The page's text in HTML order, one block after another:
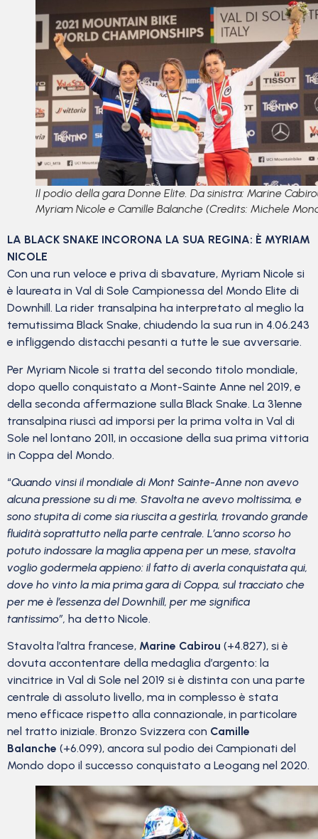
Il podio della gara Donne Elite. Da sinistra: Marine
Myriam Nicole e Camille Balanche (Credits: Michele
LA BLACK SNAKE INCORONA LA SUA REGINA: È MYRIAM
NICOLE
Con una run veloce e priva di sbavature, Myriam Nicole si
è laureata in Val di Sole Campionessa del Mondo Elite di
Downhill. La rider transalpina ha interpretato al meglio la
temutissima Black Snake, chiudendo la sua run in 4.06.243
e infliggendo distacchi pesanti a tutte le sue avversarie.
Per Myriam Nicole si tratta del secondo titolo mondiale,
dopo quello conquistato a Mont-Sainte Anne nel 2019, e
della seconda affermazione sulla Black Snake. La 31enne
transalpina riuscì ad imporsi per la prima volta in Val di
Sole nel lontano 2011, in occasione della sua prima vittoria
in Coppa del Mondo.
“Quando vinsi il mondiale di Mont Sainte-Anne non avevo
alcuna pressione su di me. Stavolta ne avevo moltissima, e
sono stupita di come sia riuscita a gestirla, trovando grande
fluidità soprattutto nella parte centrale. L’anno scorso ho
potuto indossare la maglia appena per un mese, stavolta
voglio godermela appieno: il fatto di averla conquistata qui,
dove ho vinto la mia prima gara di Coppa, sul tracciato che
per me è l’essenza del Downhill, per me significa
tantissimo”, ha detto Nicole.
Stavolta l’altra francese, Marine Cabirou (+4.827), si è
dovuta accontentare della medaglia d’argento: la
vincitrice in Val di Sole nel 2019 si è distinta con una parte
centrale di assoluto livello, ma in complesso è stata
meno efficace rispetto alla connazionale, in particolare
nel tratto iniziale. Bronzo Svizzera con Camille
Balanche (+6.099), ancora sul podio dei Campionati del
Mondo dopo il successo conquistato a Leogang nel 2020.